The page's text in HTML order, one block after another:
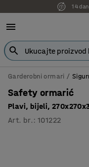
14
Garderobni ormari
Safety ormarić
Plavi, bijeli,
Art. br. :101222